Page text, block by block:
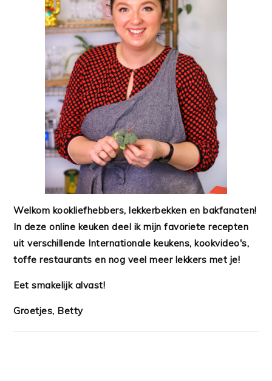
Welkom kookliefhebbers, lekkerbekken en bakfanaten!
In deze online keuken deel ik mijn favoriete recepten
uit verschillende Internationale keukens, kookvideo's,
toffe restaurants en nog veel meer lekkers met je!
Eet smakelijk alvast!
Groetjes, Betty